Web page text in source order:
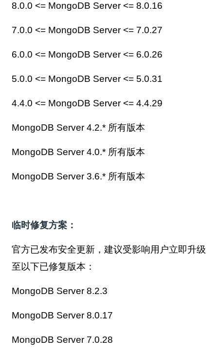
8.0.0 <= MongoDB Server <= 8.0.16
7.0.0 <= MongoDB Server <= 7.0.27
6.0.0 <= MongoDB Server <= 6.0.26
5.0.0 <= MongoDB Server <= 5.0.31
4.4.0 <= MongoDB Server <= 4.4.29
MongoDB Server 4.2.* 所有版本
MongoDB Server 4.0.* 所有版本
MongoDB Server 3.6.* 所有版本
临时修复方案：
官方已发布安全更新，建议受影响用户立即升级
至以下已修复版本：
MongoDB Server 8.2.3
MongoDB Server 8.0.17
MongoDB Server 7.0.28